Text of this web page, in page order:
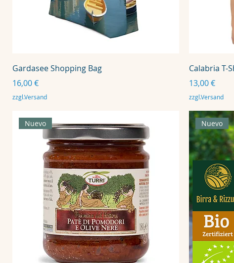
Gardasee Shopping Bag
Precio
16,00 €
zzgl.Versand
Calabria T-
Precio
13,00 €
zzgl.Versand
Nuevo Nuevo